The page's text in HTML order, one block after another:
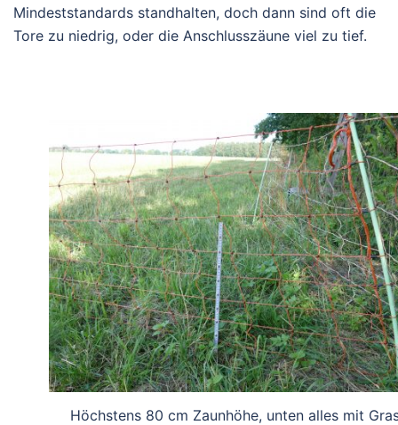
Mindeststandards standhalten, doch dann sind oft die
Tore zu niedrig, oder die Anschlusszäune viel zu tief.
Höchstens 80 cm Zaunhöhe, unten alles mit